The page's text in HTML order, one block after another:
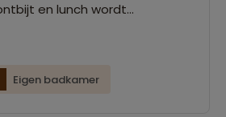
en lunch wordt
Eigen badkamer